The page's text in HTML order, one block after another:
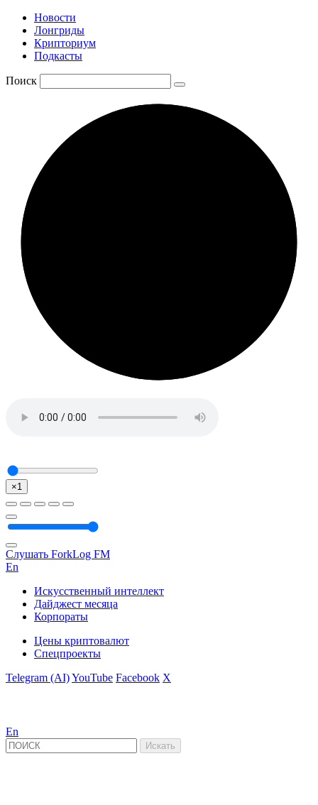
Новости
Лонгриды
Крипториум
Подкасты
Поиск
×1
Слушать ForkLog FM
En
Искусственный интеллект
Дайджест месяца
Корпораты
Цены криптовалют
Спецпроекты
Telegram (AI)YouTube Facebook X
En